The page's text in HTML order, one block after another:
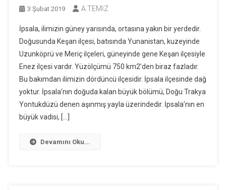
3 Şubat 2019 A.TEMİZ
İpsala, ilimizin güney yarısında, ortasına yakın bir yerdedir.
Doğusunda Keşan ilçesi, batısında Yunanistan, kuzeyinde
Uzunköprü ve Meriç ilçeleri, güneyinde gene Keşan ilçesiyle
Enez ilçesi vardır. Yüzölçümü 750 km2’den biraz fazladır.
Bu bakımdan ilimizin dördüncü ilçesidir. İpsala ilçesinde dağ
yoktur. İpsala’nın doğuda kalan büyük bölümü, Doğu Trakya
Yontukdüzü denen aşınmış yayla üzerindedir. İpsala’nın en
büyük vadisi, […]
Devamını Oku...